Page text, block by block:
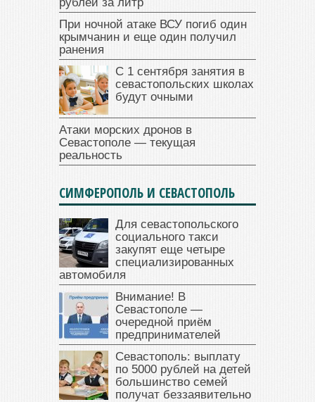
При ночной атаке ВСУ погиб один
крымчанин и еще один получил
ранения
С 1 сентября занятия в
севастопольских школах
будут очными
Атаки морских дронов в
Севастополе — текущая
реальность
СИМФЕРОПОЛЬ И СЕВАСТОПОЛЬ
Для севастопольского
социального такси
закупят еще четыре
специализированных
автомобиля
Внимание! В
Севастополе —
очередной приём
предпринимателей
Севастополь: выплату
по 5000 рублей на детей
большинство семей
получат беззаявительно